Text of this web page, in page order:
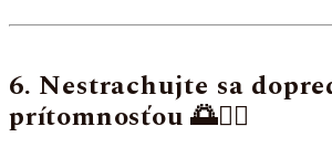
6. Nestrachujte sa
prítomnosťou 🌅🧘‍♂️